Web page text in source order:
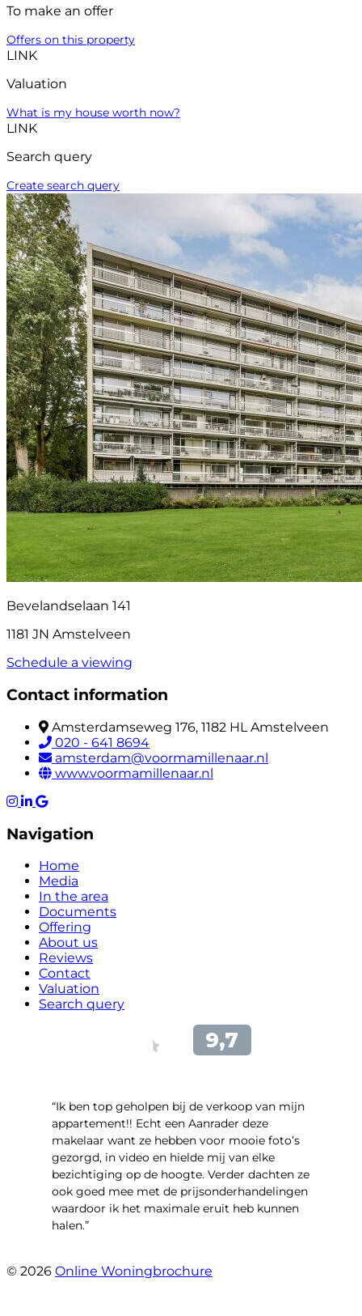
To make an offer
Offers on this property
LINK
Valuation
What is my house worth now?
LINK
Search query
Create search query
Bevelandselaan 141
1181 JN Amstelveen
Schedule a viewing
Contact information
Amsterdamseweg 176, 1182 HL Amstelveen
020 - 641 8694
amsterdam@voormamillenaar.nl
www.voormamillenaar.nl
Navigation
Home
Media
In the area
Documents
Offering
About us
Reviews
Contact
Valuation
Search query
“Ik ben top geholpen bij de verkoop van mijn
appartement!! Echt een Aanrader deze
makelaar want ze hebben voor mooie foto’s
gezorgd, in video en hielde mij van elke
bezichtiging op de hoogte. Verder dachten ze
ook goed mee met de prijsonderhandelingen
waardoor ik het maximale eruit heb kunnen
halen.”
© 2026 Online Woningbrochure